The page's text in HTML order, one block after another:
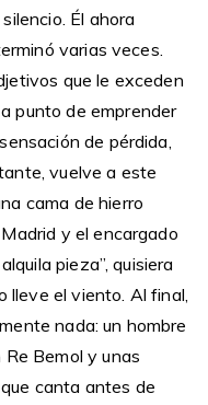
Él ahora
varias veces.
que le exceden
punto de emprender
de pérdida,
vuelve a este
cama de hierro
y el encargado
pieza”, quisiera
lleve el viento. Al final,
nada: un hombre
Re Bemol y unas
canta antes de